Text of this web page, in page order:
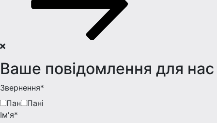
Ваше повідомлення для нас
Звернення*
Пан
Пані
Iм'я*